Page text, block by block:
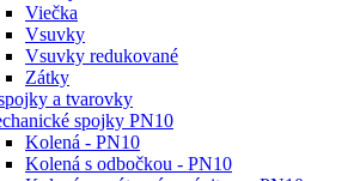
Viečka
Vsuvky
Vsuvky redukované
Zátky
a tvarovky
spojky PN10
Kolená - PN10
Kolená s odbočkou - PN10